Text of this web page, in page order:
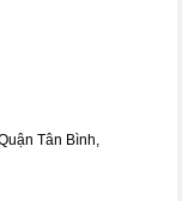
Tân Bình,